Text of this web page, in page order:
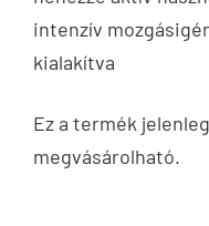
intenzív
kialakítva
Ez a termék
megvásárolható.